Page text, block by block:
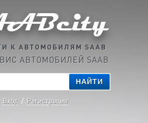
К АВТОМОБИЛЯМ SAAB
АВТОМОБИЛЕЙ SAAB
НАЙТИ
Вход / Регистрация